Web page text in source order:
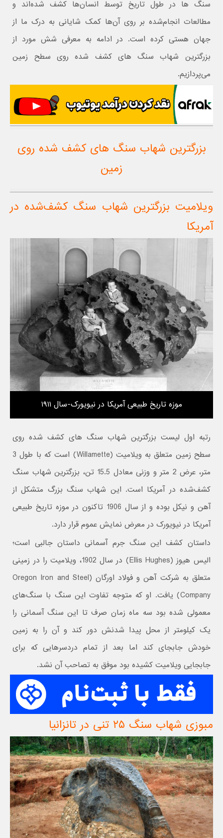
سنگ ها در طول تاریخ توسط انسان‌ها کشف شده‌اند و
مطالعات انجام‌شده بر روی آن‌ها کمک شایانی به درک ما از
جهان هستی کرده است. در ادامه به معرفی شش مورد از
بزرگترین شهاب سنگ های کشف شده روی سطح زمین
می‌پردازیم.
بزرگترین شهاب سنگ های کشف شده روی
زمین
ویلامیت بزرگترین شهاب سنگ کشف‌شده در
آمریکا
موزه تاریخ طبیعی آمریکا در نیویورک-سال ۱۹۱۱
رتبه اول لیست بزرگترین شهاب سنگ های کشف شده روی
سطح زمین متعلق به ویلامیت (Willamette) است که با طول 3
متر، عرض 2 متر و وزنی معادل 15.5 تن، بزرگترین شهاب سنگ
کشف‌شده در آمریکا است. این شهاب سنگ بزرگ متشکل از
آهن و نیکل بوده و از سال 1906 تاکنون در موزه تاریخ طبیعی
آمریکا در نیویورک در معرض نمایش عموم قرار دارد.
داستان کشف این سنگ جرم آسمانی داستان جالبی است؛
الیس هیوز (Ellis Hughes) در سال 1902، ویلامیت را در زمینی
متعلق به شرکت آهن و فولاد اورگان (Oregon Iron and Steel
Company) یافت. او که متوجه تفاوت این سنگ با سنگ‌های
معمولی شده بود سه ماه زمان صرف تا این سنگ آسمانی را
یک کیلومتر از محل پیدا شدنش دور کند و آن را به زمین
خودش جابجای کند اما بعد از تمام دردسرهایی که برای
جابجایی ویلامیت کشیده بود موفق به تصاحب آن نشد.
مبوزی شهاب سنگ ۲۵ تنی در تانزانیا